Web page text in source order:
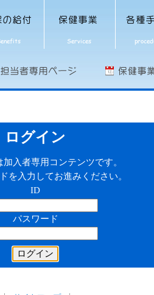
ログイン
加入者専用コンテンツです。
を入力してお進みください。
ID
パスワード